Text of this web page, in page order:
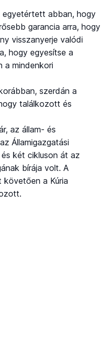
abban, hogy
garancia arra, hogy
visszanyerje valódi
hogy egyesítse a
a mindenkori
szerdán a
találkozott és
az állam- és
Államigazgatási
két cikluson át az
bírája volt. A
követően a Kúria